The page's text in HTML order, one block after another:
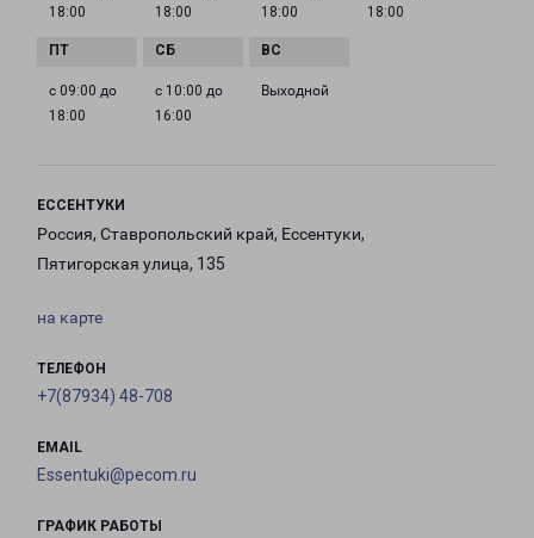
18:00
18:00
18:00
18:00
с 09:00 до
18:00
с 10:00 до
16:00
Выходной
ЕССЕНТУКИ
Россия, Ставропольский край, Ессентуки,
Пятигорская улица, 135
на карте
ТЕЛЕФОН
+7(87934) 48-708
EMAIL
Essentuki@pecom.ru
ГРАФИК РАБОТЫ